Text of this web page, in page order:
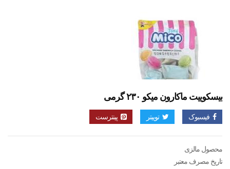
بیسکوییت ماکارون میکو ۲۳۰ گرمی
فیسبوک توییتر پینترست
محصول مالزی
تاریخ مصرف معتبر